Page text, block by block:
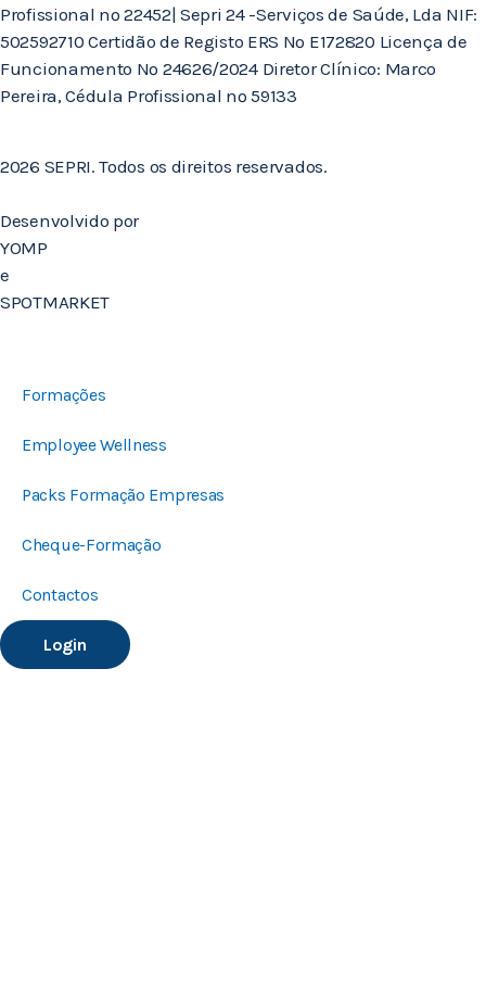
Profissional nº 22452| Sepri 24 -Serviços de Saúde, Lda NIF:
502592710 Certidão de Registo ERS Nº E172820 Licença de
Funcionamento Nº 24626/2024 Diretor Clínico: Marco
Pereira, Cédula Profissional nº 59133
2026 SEPRI. Todos os direitos reservados.
Desenvolvido por
YOMP
e
SPOTMARKET
Formações
Employee Wellness
Packs Formação Empresas
Cheque-Formação
Contactos
Login